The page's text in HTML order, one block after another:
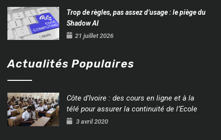
Trop de règles, pas assez d’usage : le piège du
Shadow AI
21 juillet 2026
Actualités Populaires
Côte d’Ivoire : des cours en ligne et à la
télé pour assurer la continuité de l’Ecole
3 avril 2020